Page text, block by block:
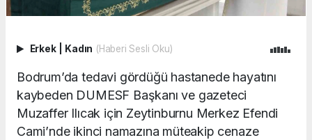
Erkek Kadın (Haberi Sesli Oku)
Bodrum’da tedavi gördüğü hastanede hayatını
kaybeden DUMESF Başkanı ve gazeteci
Muzaffer Ilıcak için Zeytinburnu Merkez Efendi
Cami’nde ikinci namazına müteakip cenaze